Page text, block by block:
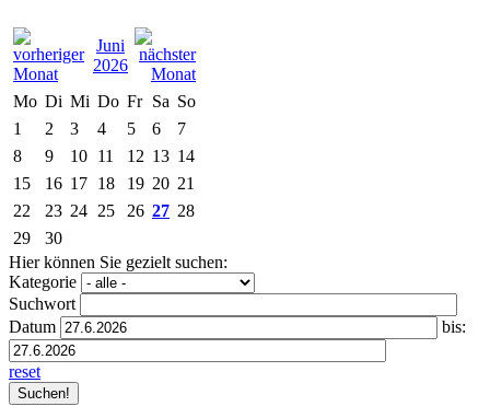
Juni
2026
Mo Di Mi Do Fr Sa So
1
2 3 4 5 6
7
8
9 10 11 12 13 14
15
16 17 18 19 20 21
22
23 24 25 26 27 28
29
30
Hier können Sie gezielt suchen:
Kategorie
Suchwort
Datum
bis:
reset